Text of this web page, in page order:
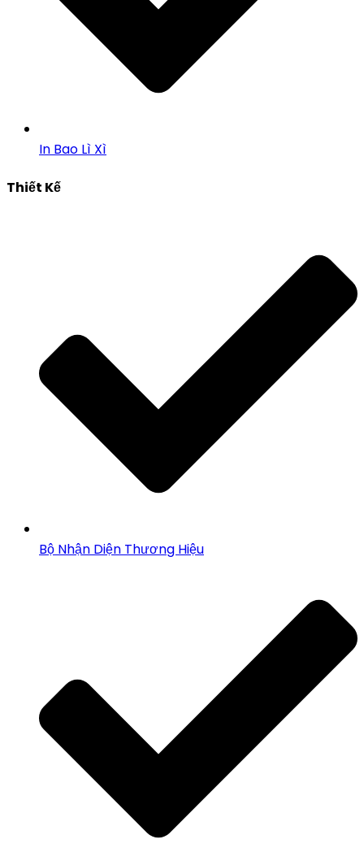
In Bao Lì Xì
Thiết Kế
Bộ Nhận Diện Thương Hiệu